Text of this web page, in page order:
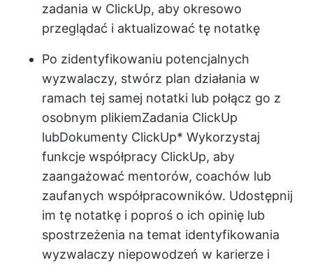
zadania w ClickUp, aby okresowo
przeglądać i aktualizować tę notatkę
Po zidentyfikowaniu potencjalnych
wyzwalaczy, stwórz plan działania w
ramach tej samej notatki lub połącz go z
osobnym plikiemZadania ClickUp
lubDokumenty ClickUp* Wykorzystaj
funkcje współpracy ClickUp, aby
zaangażować mentorów, coachów lub
zaufanych współpracowników. Udostępnij
im tę notatkę i poproś o ich opinię lub
spostrzeżenia na temat identyfikowania
wyzwalaczy niepowodzeń w karierze i